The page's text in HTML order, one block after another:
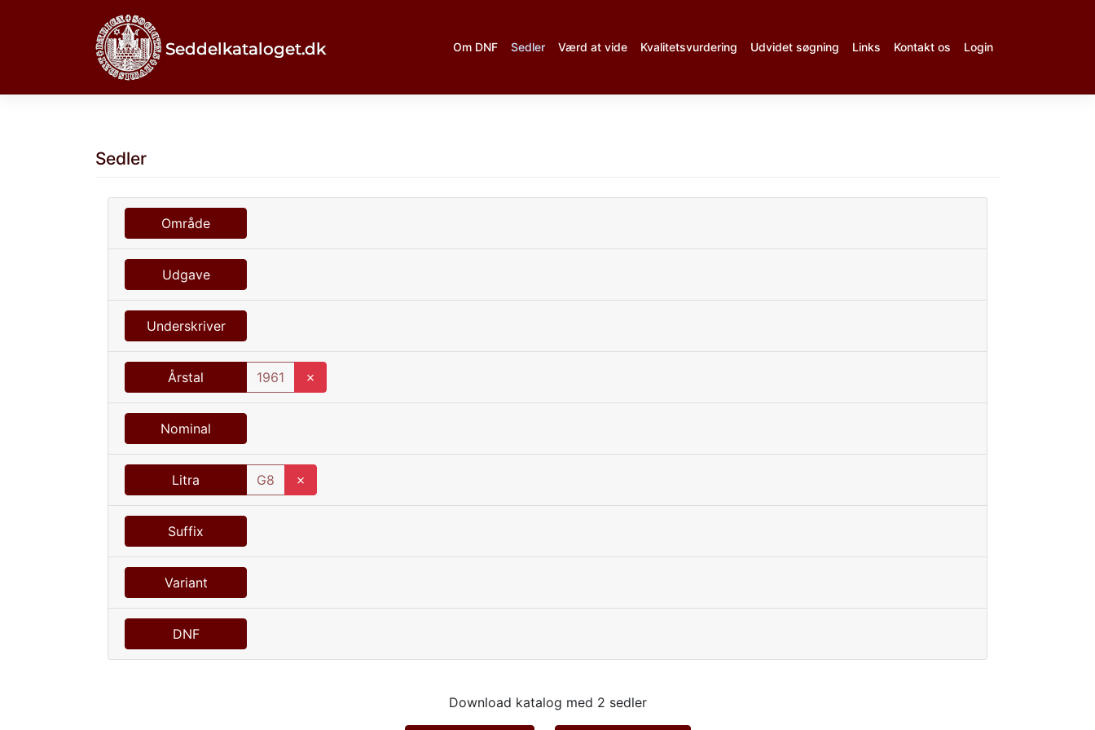
Om DNF Sedler Værd at vide Kvalitetsvurdering Udvidet søgning Links Kontakt os Login
Sedler
Område
Udgave
Underskriver
Årstal 1961 ✗
Nominal
Litra G8 ✗
Suffix
Variant
DNF
Download katalog med 2 sedler